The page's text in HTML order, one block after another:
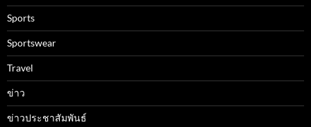
Sports
Sportswear
Travel
ข่าว
ข่าวประชาสัมพันธ์